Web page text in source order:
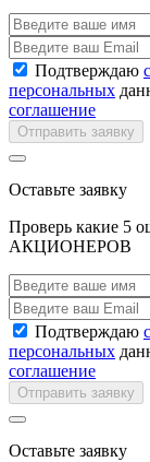
Подтверждаю
персональных
соглашение
Отправить заявку
Оставьте заявку
Проверь какие 5
АКЦИОНЕРОВ
Подтверждаю
персональных
соглашение
Отправить заявку
Оставьте заявку